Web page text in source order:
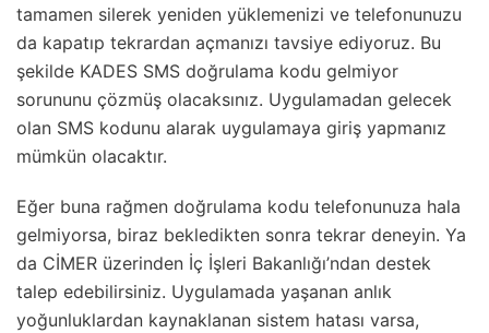
tamamen silerek yeniden yüklemenizi ve telefonunuzu
da kapatıp tekrardan açmanızı tavsiye ediyoruz. Bu
şekilde KADES SMS doğrulama kodu gelmiyor
sorununu çözmüş olacaksınız. Uygulamadan gelecek
olan SMS kodunu alarak uygulamaya giriş yapmanız
mümkün olacaktır.
Eğer buna rağmen doğrulama kodu telefonunuza hala
gelmiyorsa, biraz bekledikten sonra tekrar deneyin. Ya
da CİMER üzerinden İç İşleri Bakanlığı’ndan destek
talep edebilirsiniz. Uygulamada yaşanan anlık
yoğunluklardan kaynaklanan sistem hatası varsa,